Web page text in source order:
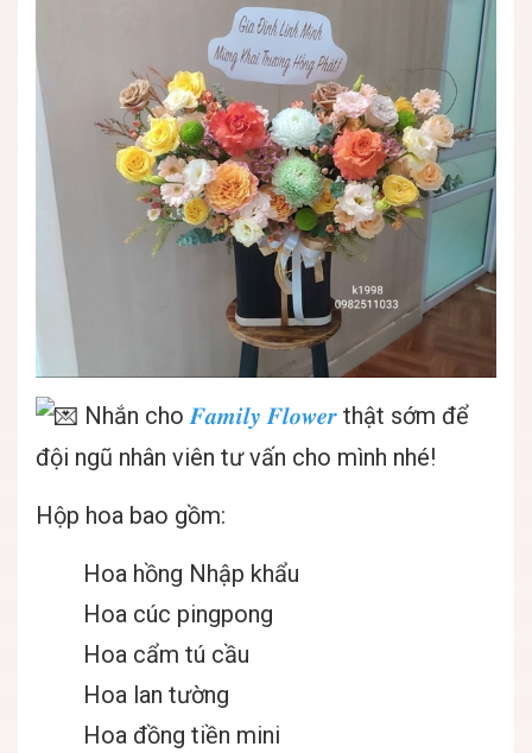
Nhắn cho 𝑭𝒂𝒎𝒊𝒍𝒚 𝑭𝒍𝒐𝒘𝒆𝒓 thật sớm để
đội ngũ nhân viên tư vấn cho mình nhé!
Hộp hoa bao gồm:
Hoa hồng Nhập khẩu
Hoa cúc pingpong
Hoa cẩm tú cầu
Hoa lan tường
Hoa đồng tiền mini